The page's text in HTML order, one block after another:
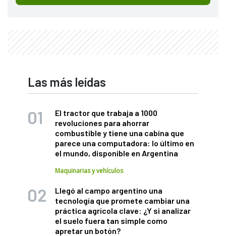
Las más leídas
El tractor que trabaja a 1000
revoluciones para ahorrar
combustible y tiene una cabina que
parece una computadora: lo último en
el mundo, disponible en Argentina
Maquinarias y vehículos
Llegó al campo argentino una
tecnología que promete cambiar una
práctica agrícola clave: ¿Y si analizar
el suelo fuera tan simple como
apretar un botón?